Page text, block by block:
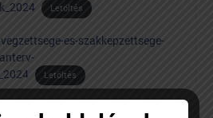
Letöltés
es-szakkepzettsege-
Letöltés